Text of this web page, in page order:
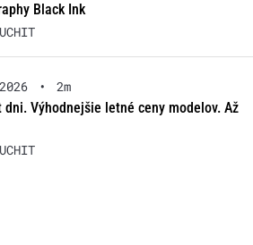
Black Ink
•
2m
dni. Výhodnejšie letné ceny modelov. Až